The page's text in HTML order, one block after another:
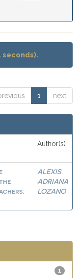
seconds).
1 next
Author(s)
ALEXIS
ADRIANA
LOZANO
1